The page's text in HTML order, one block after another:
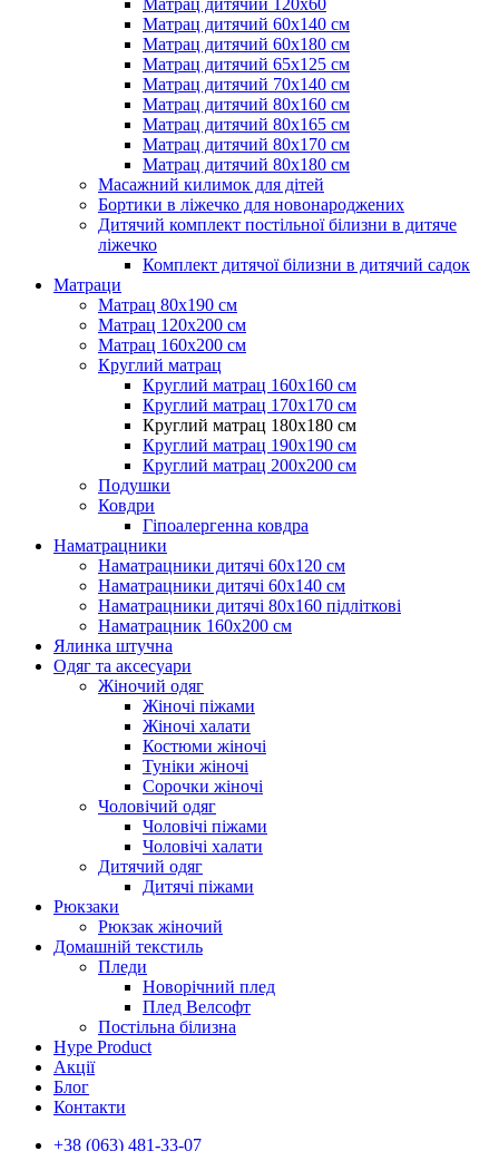
Матрац дитячий 60х140 см
Матрац дитячий 60х180 см
Матрац дитячий 65х125 см
Матрац дитячий 70х140 см
Матрац дитячий 80х160 см
Матрац дитячий 80х165 см
Матрац дитячий 80х170 см
Матрац дитячий 80х180 см
Масажний килимок для дітей
Бортики в ліжечко для новонароджених
Дитячий комплект постільної білизни в дитяче
ліжечко
Комплект дитячої білизни в дитячий садок
Матраци
Матрац 80х190 см
Матрац 120х200 см
Матрац 160х200 см
Круглий матрац
Круглий матрац 160х160 см
Круглий матрац 170х170 см
Круглий матрац 180х180 см
Круглий матрац 190х190 см
Круглий матрац 200х200 см
Подушки
Ковдри
Гіпоалергенна ковдра
Наматрацники
Наматрацники дитячі 60х120 см
Наматрацники дитячі 60х140 см
Наматрацники дитячі 80х160 підліткові
Наматрацник 160х200 см
Ялинка штучна
Одяг та аксесуари
Жіночий одяг
Жіночі піжами
Жіночі халати
Костюми жіночі
Туніки жіночі
Сорочки жіночі
Чоловічий одяг
Чоловічі піжами
Чоловічі халати
Дитячий одяг
Дитячі піжами
Рюкзаки
Рюкзак жіночий
Домашній текстиль
Пледи
Новорічний плед
Плед Велсофт
Постільна білизна
Hype Product
Акції
Блог
Контакти
+38 (063) 481-33-07